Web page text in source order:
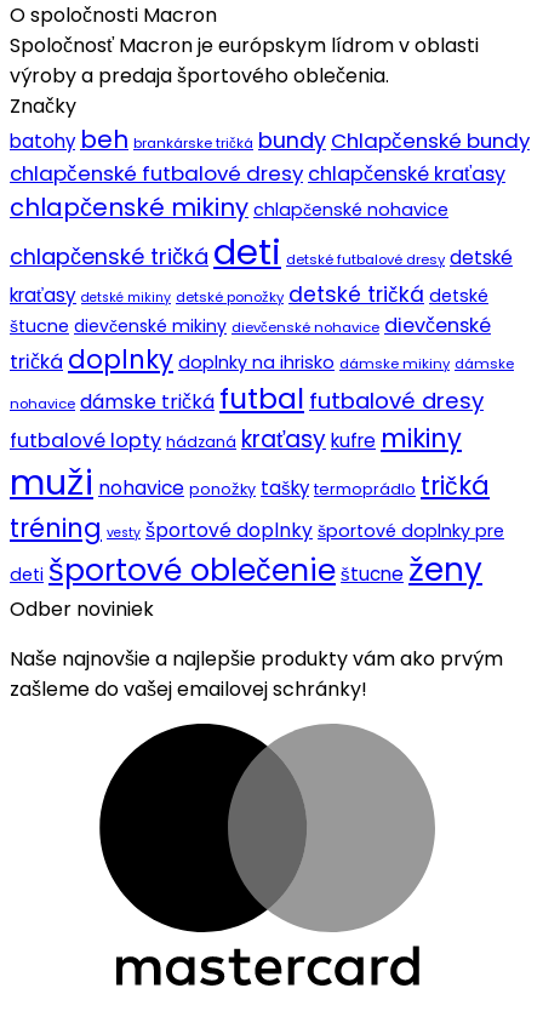
15,60 €.13,00 €.
O spoločnosti Macron
Spoločnosť Macron je európskym lídrom v oblasti
výroby a predaja športového oblečenia.
Značky
batohy beh brankárske tričká bundy Chlapčenské bundy
chlapčenské futbalové dresy chlapčenské kraťasy
chlapčenské mikiny chlapčenské nohavice
chlapčenské tričká deti detské futbalové dresy detské
kraťasy detské mikiny detské ponožky detské tričká detské
štucne dievčenské mikiny dievčenské nohavice dievčenské
tričká doplnky doplnky na ihrisko dámske mikiny dámske
nohavice dámske tričká futbal futbalové dresy
futbalové lopty hádzaná kraťasykufre mikiny
muži nohavice ponožky tašky termoprádlo tričká
tréning vesty športové doplnky športové doplnky pre
deti športové oblečenieštucne ženy
Odber noviniek
Naše najnovšie a najlepšie produkty vám ako prvým
zašleme do vašej emailovej schránky!